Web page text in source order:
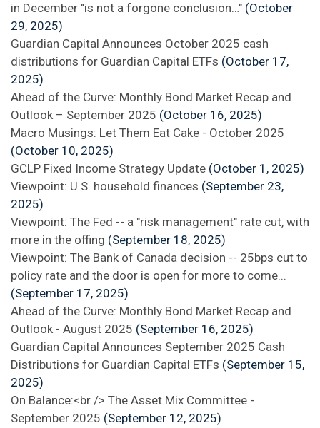
in December "is not a forgone conclusion…" (October
29, 2025)
Guardian Capital Announces October 2025 cash
distributions for Guardian Capital ETFs (October 17,
2025)
Ahead of the Curve: Monthly Bond Market Recap and
Outlook – September 2025 (October 16, 2025)
Macro Musings: Let Them Eat Cake - October 2025
(October 10, 2025)
GCLP Fixed Income Strategy Update (October 1, 2025)
Viewpoint: U.S. household finances (September 23,
2025)
Viewpoint: The Fed -- a "risk management" rate cut, with
more in the offing (September 18, 2025)
Viewpoint: The Bank of Canada decision -- 25bps cut to
policy rate and the door is open for more to come...
(September 17, 2025)
Ahead of the Curve: Monthly Bond Market Recap and
Outlook - August 2025 (September 16, 2025)
Guardian Capital Announces September 2025 Cash
Distributions for Guardian Capital ETFs (September 15,
2025)
On Balance:<br /> The Asset Mix Committee -
September 2025 (September 12, 2025)